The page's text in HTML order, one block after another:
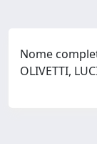
Nome
OLIVETTI,